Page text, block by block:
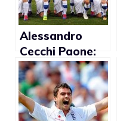
Alessandro
Cecchi Paone:
“Due omosex,
un bisex e tre
metrosexual in
Nazionale”